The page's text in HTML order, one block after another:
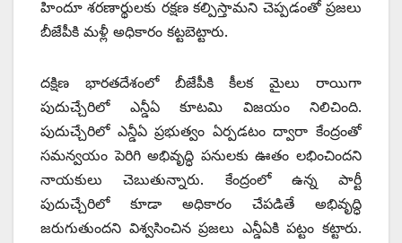
హిందూ శరణార్థులకు రక్షణ కల్పిస్తామని చెప్పడంతో ప్రజలు
బీజేపీకి మళ్లీ అధికారం కట్టబెట్టారు.
దక్షిణ భారతదేశంలో బీజేపీకి కీలక మైలు రాయిగా
పుదుచ్చేరిలో ఎన్డీఏ కూటమి విజయం నిలిచింది.
పుదుచ్చేరిలో ఎన్డీఏ ప్రభుత్వం ఏర్పడటం ద్వారా కేంద్రంతో
సమన్వయం పెరిగి అభివృద్ధి పనులకు ఊతం లభించిందని
నాయకులు చెబుతున్నారు. కేంద్రంలో ఉన్న పార్టీ
పుదుచ్చేరిలో కూడా అధికారం చేపడితే అభివృద్ధి
జరుగుతుందని విశ్వసించిన ప్రజలు ఎన్డీఏకి పట్టం కట్టారు.